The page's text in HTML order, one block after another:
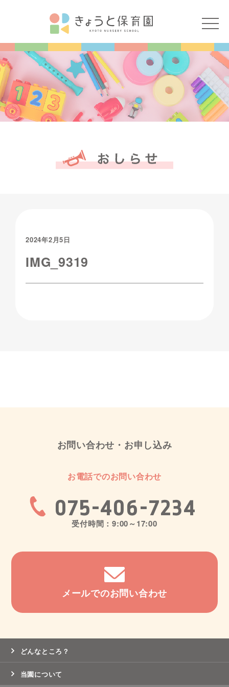
2024年2月5日
IMG_9319
お問い合わせ・お申し込み
お電話でのお問い合わせ
075-406-7234
受付時間：9:00～17:00
メールでのお問い合わせ
どんなところ？
当園について